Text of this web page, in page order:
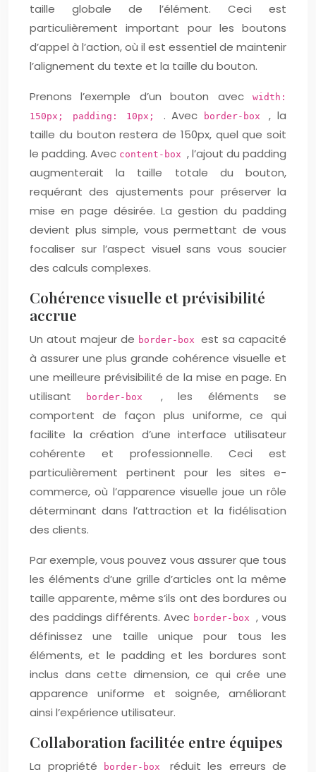
taille globale de l’élément. Ceci est
particulièrement important pour les boutons
d’appel à l’action, où il est essentiel de maintenir
l’alignement du texte et la taille du bouton.
Prenons l’exemple d’un bouton avec
width:
150px; padding: 10px; . Avec border-box, la
taille du bouton restera de 150px, quel que soit
le padding. Avec content-box , l’ajout du padding
augmenterait la taille totale du bouton,
requérant des ajustements pour préserver la
mise en page désirée. La gestion du padding
devient plus simple, vous permettant de vous
focaliser sur l’aspect visuel sans vous soucier
des calculs complexes.
Cohérence visuelle et prévisibilité
accrue
Un atout majeur de border-box est sa capacité
à assurer une plus grande cohérence visuelle et
une meilleure prévisibilité de la mise en page. En
utilisant
border-box , les éléments se
comportent de façon plus uniforme, ce qui
facilite la création d’une interface utilisateur
cohérente et professionnelle. Ceci est
particulièrement pertinent pour les sites e-
commerce, où l’apparence visuelle joue un rôle
déterminant dans l’attraction et la fidélisation
des clients.
Par exemple, vous pouvez vous assurer que tous
les éléments d’une grille d’articles ont la même
taille apparente, même s’ils ont des bordures ou
des paddings différents. Avec border-box , vous
définissez une taille unique pour tous les
éléments, et le padding et les bordures sont
inclus dans cette dimension, ce qui crée une
apparence uniforme et soignée, améliorant
ainsi l’expérience utilisateur.
Collaboration facilitée entre équipes
La propriété border-box réduit les erreurs de